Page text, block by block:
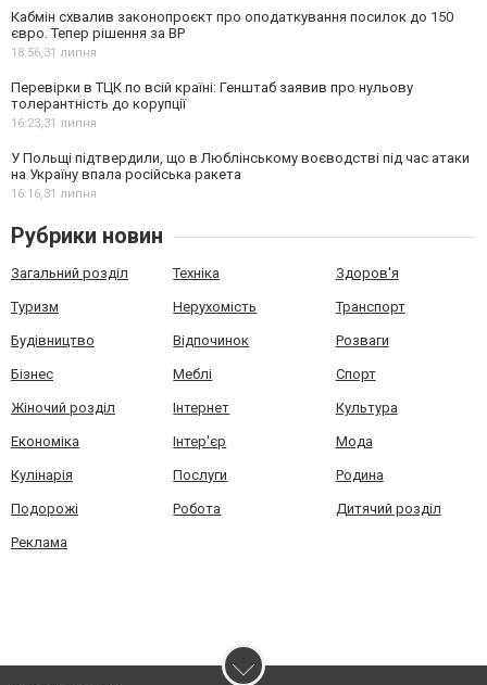
Кабмін схвалив законопроєкт про оподаткування посилок до 150
євро. Тепер рішення за ВР
18:56,31 липня
Перевірки в ТЦК по всій країні: Генштаб заявив про нульову
толерантність до корупції
16:23,31 липня
У Польщі підтвердили, що в Люблінському воєводстві під час атаки
на Україну впала російська ракета
16:16,31 липня
Рубрики новин
Загальний розділ Техніка Здоров'я
Туризм Нерухомість Транспорт
Будівництво Відпочинок Розваги
Бізнес Меблі Спорт
Жіночий розділ Інтернет Культура
Економіка Інтер'єр Мода
Кулінарія Послуги Родина
Подорожі Робота Дитячий розділ
Реклама